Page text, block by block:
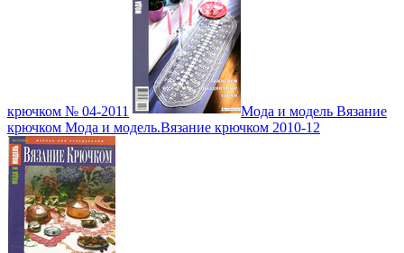
крючком № 04-2011
Мода и модель Вязание
крючком Мода и модель.Вязание крючком 2010-12